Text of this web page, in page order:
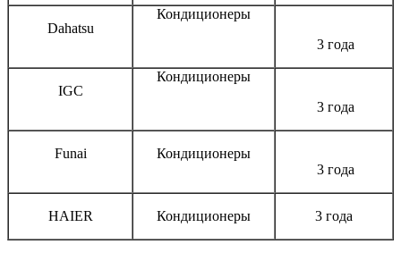
Dahatsu
Кондиционеры
3 года
IGC
Кондиционеры
3 года
Funai
Кондиционеры
3 года
HAIER Кондиционеры 3 года